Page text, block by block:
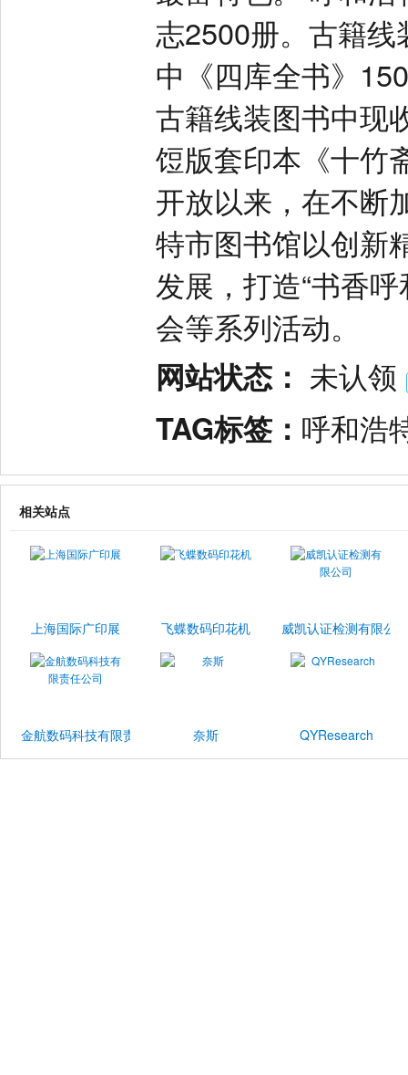
志2500册。古籍
中《四库全书》
古籍线装图书中现
饾版套印本《十竹
开放以来，在不断
特市图书馆以创新
发展，打造“书香
会等系列活动。
网站状态： 未认领
TAG标签： 呼和浩
相关站点
上海国际广印展 飞蝶数码印花机 威凯认证检测有限公司
金航数码科技有限责任公司 奈斯 QYResearch